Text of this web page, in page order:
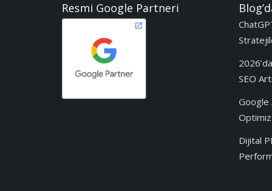
Resmi Google Partneri
SEO
Google
Dijital